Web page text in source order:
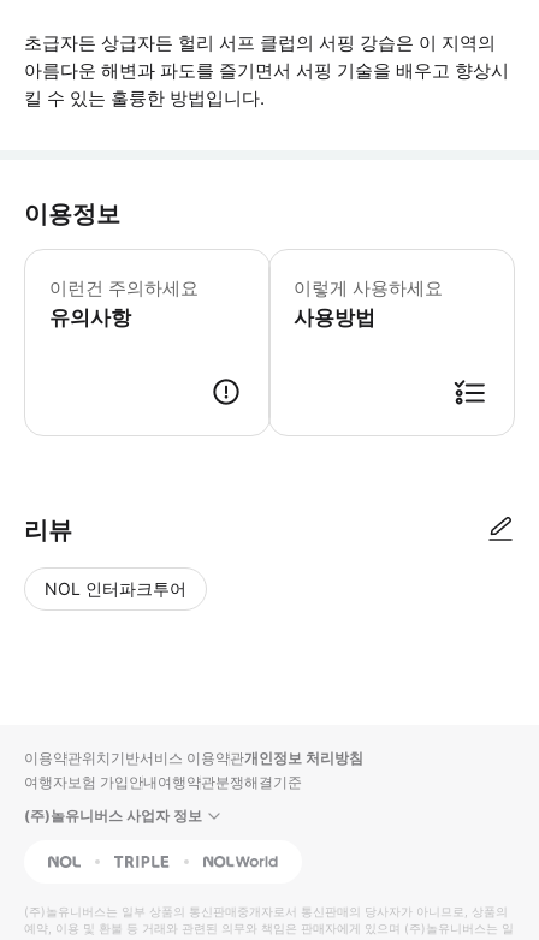
초급자든 상급자든 헐리 서프 클럽의 서핑 강습은 이 지역의
아름다운 해변과 파도를 즐기면서 서핑 기술을 배우고 향상시
킬 수 있는 훌륭한 방법입니다.
이용정보
이런건 주의하세요
유의사항
* 소요시간 : 120분 (옵션에 따라 소요
이렇게 사용하세요
사용방법
리뷰
NOL 인터파크투어
입니
다.
높
은
동
영
순
상
이용약관위치기반서비스 이용약관개인정보 처리방침
여행자보험 가입안내여행약관분쟁해결기준
(주)놀유니버스 사업자 정보
NOL Triple Interpark Global
(주)놀유니버스는 일부 상품의 통신판매중개자로서 통신판매의 당사자가 아니므로, 상품의
예약, 이용 및 환불 등 거래와 관련된 의무와 책임은 판매자에게 있으며 (주)놀유니버스는 일